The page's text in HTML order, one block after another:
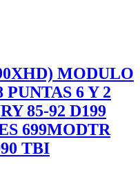
MODULO
6 Y 2
85-92 D199
699MODTR
TBI